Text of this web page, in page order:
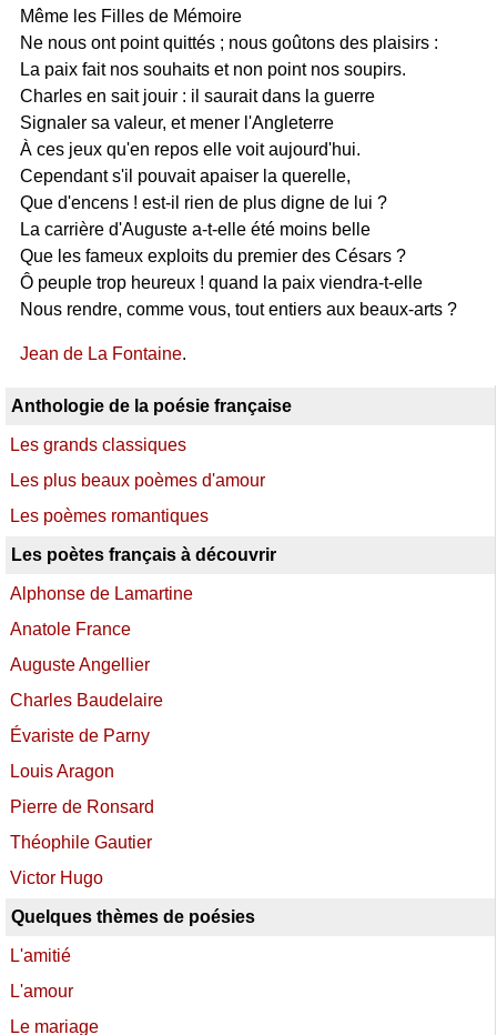
Même les Filles de Mémoire
Ne nous ont point quittés ; nous goûtons des plaisirs :
La paix fait nos souhaits et non point nos soupirs.
Charles en sait jouir : il saurait dans la guerre
Signaler sa valeur, et mener l'Angleterre
À ces jeux qu'en repos elle voit aujourd'hui.
Cependant s'il pouvait apaiser la querelle,
Que d'encens ! est-il rien de plus digne de lui ?
La carrière d'Auguste a-t-elle été moins belle
Que les fameux exploits du premier des Césars ?
Ô peuple trop heureux ! quand la paix viendra-t-elle
Nous rendre, comme vous, tout entiers aux beaux-arts ?
Jean de La Fontaine.
Anthologie de la poésie française
Les grands classiques
Les plus beaux poèmes d'amour
Les poèmes romantiques
Les poètes français à découvrir
Alphonse de Lamartine
Anatole France
Auguste Angellier
Charles Baudelaire
Évariste de Parny
Louis Aragon
Pierre de Ronsard
Théophile Gautier
Victor Hugo
Quelques thèmes de poésies
L'amitié
L'amour
Le mariage